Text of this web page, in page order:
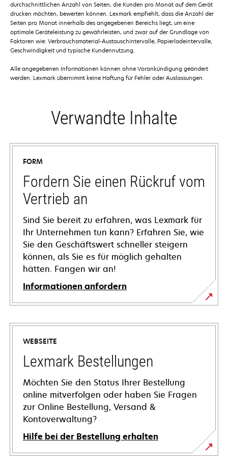
durchschnittlichen Anzahl von Seiten, die Kunden pro Monat auf dem Gerät
drucken möchten, bewerten können. Lexmark empfiehlt, dass die Anzahl der
Seiten pro Monat innerhalb des angegebenen Bereichs liegt, um eine
optimale Geräteleistung zu gewährleisten, und zwar auf der Grundlage von
Faktoren wie: Verbrauchsmaterial-Austauschintervalle, Papierladeintervalle,
Geschwindigkeit und typische Kundennutzung.
Alle angegebenen Informationen können ohne Vorankündigung geändert
werden. Lexmark übernimmt keine Haftung für Fehler oder Auslassungen.
Verwandte Inhalte
FORM
Fordern Sie einen Rückruf vom
Vertrieb an
Sind Sie bereit zu erfahren, was Lexmark für
Ihr Unternehmen tun kann? Erfahren Sie, wie
Sie den Geschäftswert schneller steigern
können, als Sie es für möglich gehalten
hätten. Fangen wir an!
Informationen anfordern
WEBSEITE
Lexmark Bestellungen
Möchten Sie den Status Ihrer Bestellung
online mitverfolgen oder haben Sie Fragen
zur Online Bestellung, Versand &
Kontoverwaltung?
Hilfe bei der Bestellung erhalten